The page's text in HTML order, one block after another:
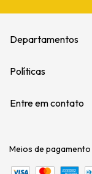
Departamentos
Políticas
Entre em contato
Meios de pagamento